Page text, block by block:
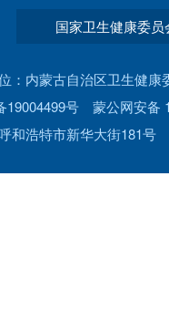
国家卫生健康委员
：内蒙古自治区卫生健
19004499号
蒙公网安备
和浩特市新华大街181